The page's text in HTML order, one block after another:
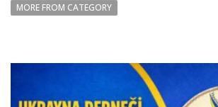
MORE FROM CATEGORY